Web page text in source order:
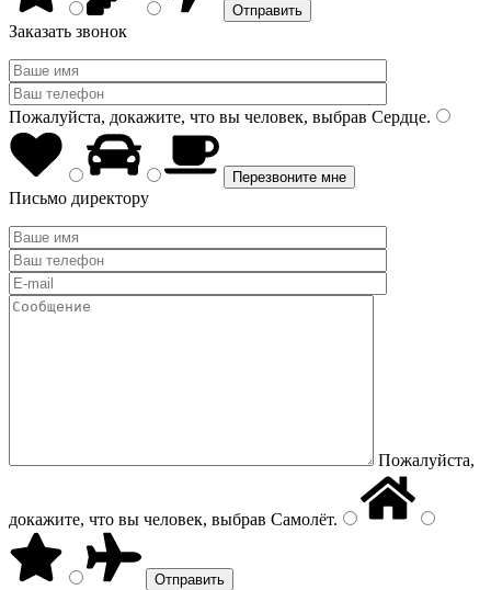
Заказать звонок
Пожалуйста, докажите, что вы человек, выбрав Сердце.
Письмо директору
Пожалуйста,
докажите, что вы человек, выбрав Самолёт.